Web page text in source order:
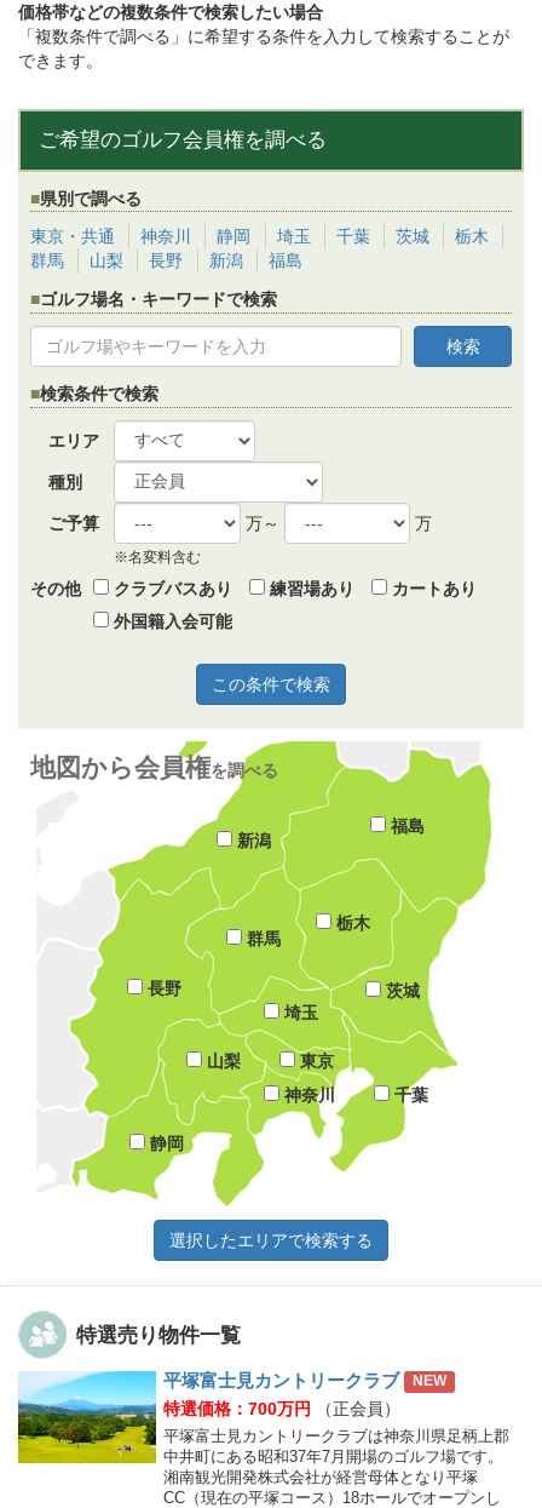
価格帯などの複数条件で検索したい場合
「複数条件で調べる」に希望する条件を入力して検索することが
できます。
ご希望のゴルフ会員権を調べる
県別で調べる
東京・共通
神奈川 静岡 埼玉 千葉 茨城
栃木
群馬
山梨 長野 新潟
福島
ゴルフ場名・キーワードで検索
検索条件で検索
エリア
種別
ご予算 万～ 万
※名変料含む
その他 クラブバスあり 練習場あり
カートあり
外国籍入会可能
地図から会員権を調べる
東京
神奈川
静岡
埼玉
千葉
茨城
栃木
群馬
山梨
長野
新潟
福島
特選売り物件一覧
平塚富士見カントリークラブ NEW
特選価格：700万円 （正会員）
平塚富士見カントリークラブは神奈川県足柄上郡
中井町にある昭和37年7月開場のゴルフ場です。
湘南観光開発株式会社が経営母体となり平塚
CC（現在の平塚コース）18ホールでオープンし